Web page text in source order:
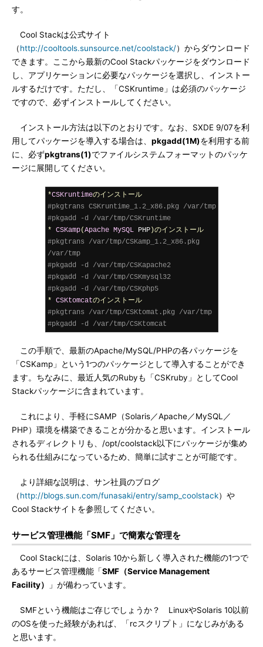
す。
Cool Stackは公式サイト
（http://cooltools.sunsource.net/coolstack/）からダウンロード
できます。ここから最新のCool Stackパッケージをダウンロード
し、アプリケーションに必要なパッケージを選択し、インストー
ルするだけです。ただし、「CSKruntime」は必須のパッケージ
ですので、必ずインストールしてください。
インストール方法は以下のとおりです。なお、SXDE 9/07を利
用してパッケージを導入する場合は、 pkgadd(1M)を利用する前
に、必ずpkgtrans(1)でファイルシステムフォーマットのパッケ
ージに展開してください。
*CSKruntimeのインストール
#pkgtrans CSKruntime_1.2_x86.pkg /var/tmp
#pkgadd -d /var/tmp/CSKruntime
* CSKamp(Apache MySQL PHP)のインストール
#pkgtrans /var/tmp/CSKamp_1.2_x86.pkg
/var/tmp
#pkgadd -d /var/tmp/CSKapache2
#pkgadd -d /var/tmp/CSKmysql32
#pkgadd -d /var/tmp/CSKphp5
* CSKtomcatのインストール
#pkgtrans /var/tmp/CSKtomat.pkg /var/tmp
#pkgadd -d /var/tmp/CSKtomcat
この手順で、最新のApache/MySQL/PHPの各パッケージを
「CSKamp」という1つのパッケージとして導入することができ
ます。ちなみに、最近人気のRubyも「CSKruby」としてCool
Stackパッケージに含まれています。
これにより、手軽にSAMP（Solaris／Apache／MySQL／
PHP）環境を構築できることが分かると思います。インストール
されるディレクトリも、/opt/coolstack以下にパッケージが集め
られる仕組みになっているため、簡単に試すことが可能です。
より詳細な説明は、サン社員のブログ
（http://blogs.sun.com/funasaki/entry/samp_coolstack）や
Cool Stackサイトを参照してください。
サービス管理機能「SMF」で簡素な管理を
Cool Stackには、Solaris 10から新しく導入された機能の1つで
あるサービス管理機能「SMF（Service Management
Facility）
」が備わっています。
SMFという機能はご存じでしょうか？ LinuxやSolaris 10以前
のOSを使った経験があれば、「rcスクリプト」になじみがある
と思います。